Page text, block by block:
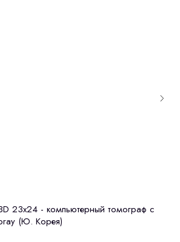
23x24 - компьютерный томограф с
(Ю. Корея)